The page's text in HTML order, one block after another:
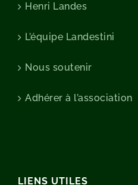
Henri Landes
L’équipe Landestini
Nous soutenir
Adhérer à l’association
LIENS UTILES